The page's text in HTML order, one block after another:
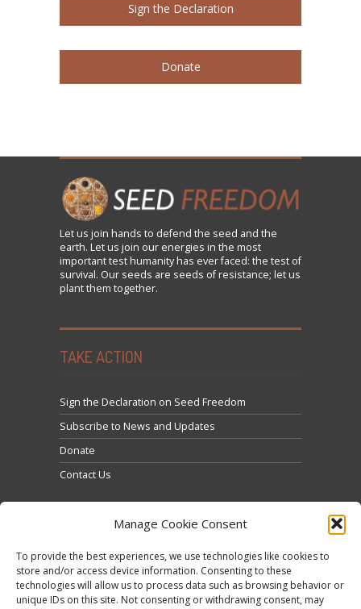
Manage Cookie Consent
To provide the best experiences, we use technologies like cookies to
store and/or access device information. Consenting to these
technologies will allow us to process data such as browsing behavior or
unique IDs on this site. Not consenting or withdrawing consent, may
Sign the Declaration
Donate
Let us join hands to defend the seed and the
earth. Let us join our energies in the most
important test humanity has ever faced: the test of
survival. Our seeds are seeds of resistance; let us
plant them together.
TAKE ACTION
Sign the Declaration on Seed Freedom
Subscribe to News and Updates
Donate
Contact Us
Click to accept marketing cookies and enable this